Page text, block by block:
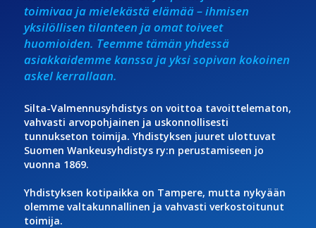
toimivaa ja mielekästä elämää – ihmisen
yksilöllisen tilanteen ja omat toiveet
huomioiden. Teemme tämän yhdessä
asiakkaidemme kanssa ja yksi sopivan kokoinen
askel kerrallaan.
Silta-Valmennusyhdistys on voittoa tavoittelematon,
vahvasti arvopohjainen ja uskonnollisesti
tunnukseton toimija. Yhdistyksen juuret ulottuvat
Suomen Wankeusyhdistys ry:n perustamiseen jo
vuonna 1869.
Yhdistyksen kotipaikka on Tampere, mutta nykyään
olemme valtakunnallinen ja vahvasti verkostoitunut
toimija.